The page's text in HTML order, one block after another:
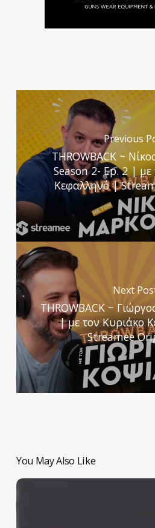
Previous
THROWBACK ~
Season 2- Ep. 2 | με
Κεφαλληνό |
Next
THROWBACK ~
| με τον Κυριάκο
Streamee
You May Also Like